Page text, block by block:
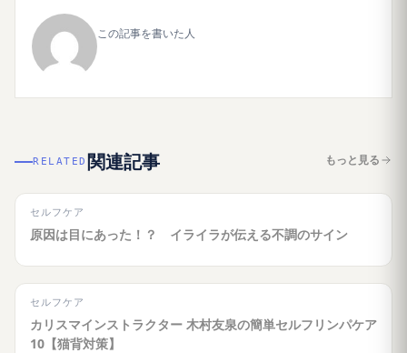
この記事を書いた人
RELATED 関連記事 もっと見る
セルフケア
原因は目にあった！？ イライラが伝える不調のサイン
セルフケア
カリスマインストラクター 木村友泉の簡単セルフリンパケア
10【猫背対策】